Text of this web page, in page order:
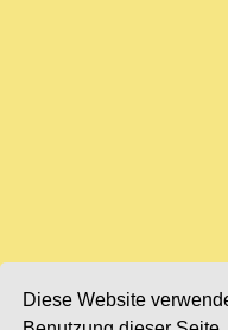
Diese Website